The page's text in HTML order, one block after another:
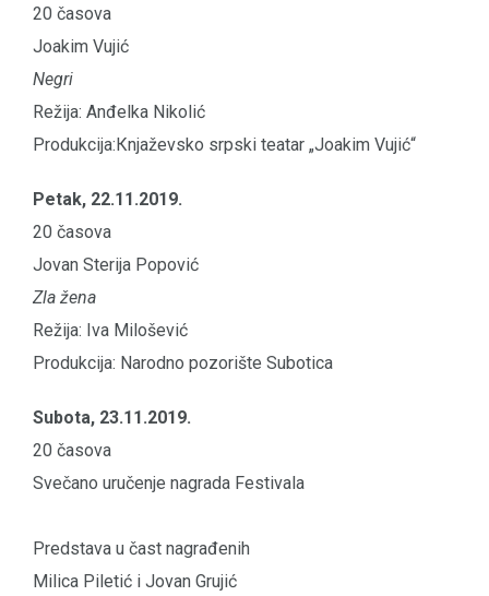
20 časova
Joakim Vujić
Negri
Režija: Anđelka Nikolić
Produkcija:Кnjaževsko srpski teatar „Joakim Vujić“
Petak, 22.11.2019.
20 časova
Jovan Sterija Popović
Zla žena
Režija: Iva Milošević
Produkcija: Narodno pozorište Subotica
Subota, 23.11.2019.
20 časova
Svečano uručenje nagrada Festivala
Predstava u čast nagrađenih
Milica Piletić i Jovan Grujić